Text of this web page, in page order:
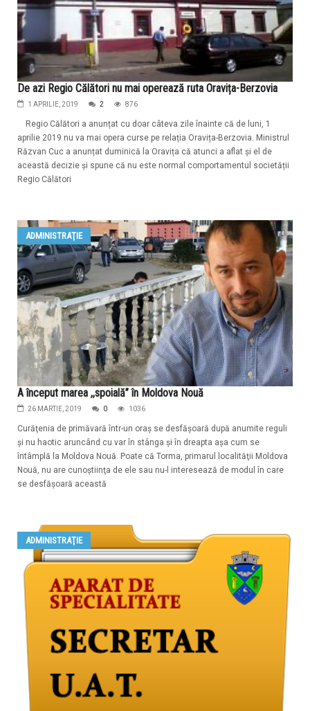
De azi Regio Călători nu mai operează ruta Oravița-Berzovia
1 APRILIE, 2019 2 876
Regio Călători a anunțat cu doar câteva zile înainte că de luni, 1
aprilie 2019 nu va mai opera curse pe relația Oravița-Berzovia. Ministrul
Răzvan Cuc a anunțat duminică la Oravița că atunci a aflat și el de
această decizie și spune că nu este normal comportamentul societății
Regio Călători
ADMINISTRAŢIE
A început marea ,,spoială” în Moldova Nouă
26 MARTIE, 2019 0 1036
Curăţenia de primăvară într-un oraş se desfăşoară după anumite reguli
şi nu haotic aruncând cu var în stânga şi în dreapta aşa cum se
întâmplă la Moldova Nouă. Poate că Torma, primarul localităţii Moldova
Nouă, nu are cunoştiinţa de ele sau nu-l interesează de modul în care
se desfăşoară această
ADMINISTRAŢIE